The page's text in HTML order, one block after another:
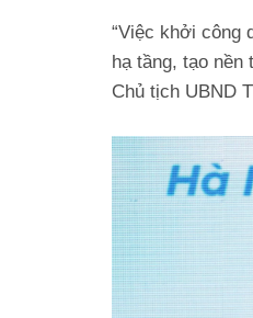
“Việc khởi công
hạ tầng, tạo nền
Chủ tịch UBND